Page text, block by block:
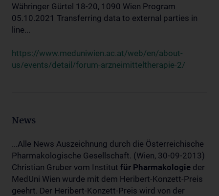
Währinger Gürtel 18-20, 1090 Wien Program
05.10.2021 Transferring data to external parties in
line...
https://www.meduniwien.ac.at/web/en/about-
us/events/detail/forum-arzneimitteltherapie-2/
News
...Alle News Auszeichnung durch die Österreichische
Pharmakologische Gesellschaft. (Wien, 30-09-2013)
Christian Gruber vom Institut für Pharmakologie der
MedUni Wien wurde mit dem Heribert-Konzett-Preis
geehrt. Der Heribert-Konzett-Preis wird von der